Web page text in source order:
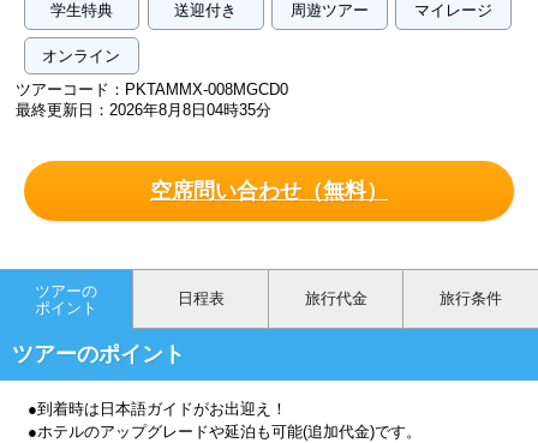
学生特典 送迎付き 周遊ツアー マイレージ
オンライン
ツアーコード：PKTAMMX-008MGCD0
最終更新日：2026年8月8日04時35分
空席問い合わせ（無料）
ツアーの
ポイント
日程表 旅行代金 旅行条件
ツアーのポイント
●到着時は日本語ガイドがお出迎え！
●ホテルのアップグレードや延泊も可能(追加代金)です。